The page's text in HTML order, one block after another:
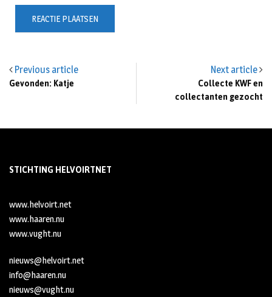
Previous article
Gevonden: Katje
Next article
Collecte KWF en
collectanten gezocht
STICHTING HELVOIRTNET
www.helvoirt.net
www.haaren.nu
www.vught.nu
nieuws@helvoirt.net
info@haaren.nu
nieuws@vught.nu